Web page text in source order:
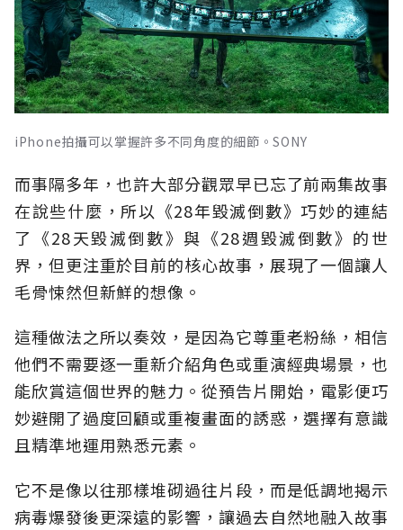
iPhone拍攝可以掌握許多不同角度的細節。SONY
而事隔多年，也許大部分觀眾早已忘了前兩集故事
在說些什麼，所以《28年毀滅倒數》巧妙的連結
了《28天毀滅倒數》與《28週毀滅倒數》的世
界，但更注重於目前的核心故事，展現了一個讓人
毛骨悚然但新鮮的想像。
這種做法之所以奏效，是因為它尊重老粉絲，相信
他們不需要逐一重新介紹角色或重演經典場景，也
能欣賞這個世界的魅力。從預告片開始，電影便巧
妙避開了過度回顧或重複畫面的誘惑，選擇有意識
且精準地運用熟悉元素。
它不是像以往那樣堆砌過往片段，而是低調地揭示
病毒爆發後更深遠的影響，讓過去自然地融入故事